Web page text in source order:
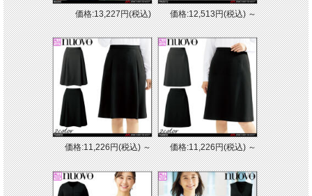
価格:13,227円(税込) 価格:12,513円(税込)～
価格:11,226円(税込)～ 価格:11,226円(税込)～